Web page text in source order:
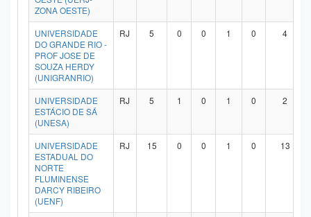
ZONA OESTE)
UNIVERSIDADE
DO GRANDE RIO -
PROF JOSE DE
SOUZA HERDY
(UNIGRANRIO)
RJ 5 0 0 1 0 4
UNIVERSIDADE
ESTÁCIO DE SÁ
(UNESA)
RJ 5 1 0 1 0 2
UNIVERSIDADE
ESTADUAL DO
NORTE
FLUMINENSE
DARCY RIBEIRO
(UENF)
RJ 15 0 0 1 0 13